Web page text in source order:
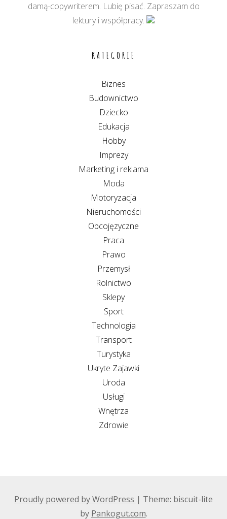
damą-copywriterem. Lubię pisać. Zapraszam do
lektury i współpracy.
KATEGORIE
Biznes
Budownictwo
Dziecko
Edukacja
Hobby
Imprezy
Marketing i reklama
Moda
Motoryzacja
Nieruchomości
Obcojęzyczne
Praca
Prawo
Przemysł
Rolnictwo
Sklepy
Sport
Technologia
Transport
Turystyka
Ukryte Zajawki
Uroda
Usługi
Wnętrza
Zdrowie
Proudly powered by WordPress | Theme: biscuit-lite
by Pankogut.com.